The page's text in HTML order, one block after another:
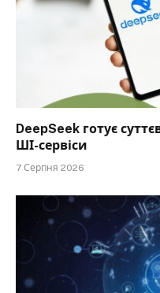
DeepSeek готує
ШІ-сервіси
7 Серпня 2026